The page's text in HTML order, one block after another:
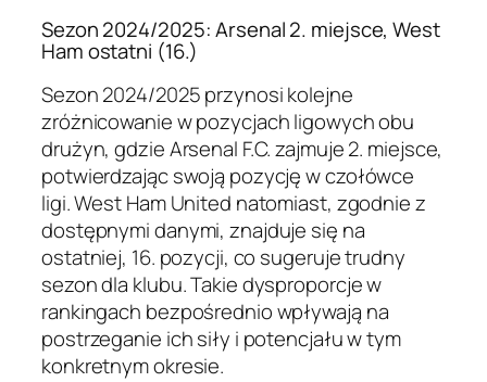
Sezon 2024/2025: Arsenal 2. miejsce, West
Ham ostatni (16.)
Sezon 2024/2025 przynosi kolejne
zróżnicowanie w pozycjach ligowych obu
drużyn, gdzie Arsenal F.C. zajmuje 2. miejsce,
potwierdzając swoją pozycję w czołówce
ligi. West Ham United natomiast, zgodnie z
dostępnymi danymi, znajduje się na
ostatniej, 16. pozycji, co sugeruje trudny
sezon dla klubu. Takie dysproporcje w
rankingach bezpośrednio wpływają na
postrzeganie ich siły i potencjału w tym
konkretnym okresie.